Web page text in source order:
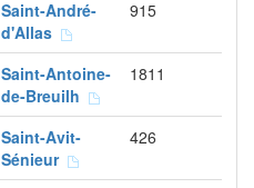
Saint-André-
d'Allas
915
Saint-Antoine-
de-Breuilh
1811
Saint-Avit-
Sénieur
426